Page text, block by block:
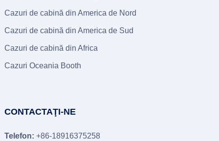
Cazuri de cabină din America de Nord
Cazuri de cabină din America de Sud
Cazuri de cabină din Africa
Cazuri Oceania Booth
CONTACTAŢI-NE
Telefon: +86-18916375258